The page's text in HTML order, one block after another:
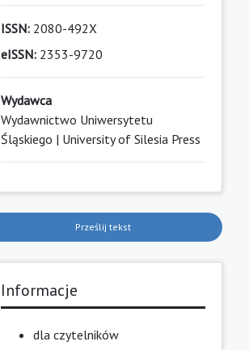
ISSN:2080-492X
eISSN:2353-9720
Wydawca
Wydawnictwo Uniwersytetu
Śląskiego | University of Silesia Press
Prześlij tekst
Informacje
dla czytelników